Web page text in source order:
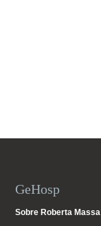
GeHosp
Sobre Roberta Massa